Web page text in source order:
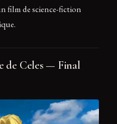
film de science-fiction
de Celes — Final